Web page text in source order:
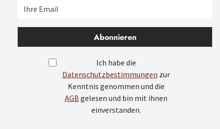
Abonnieren
Ich habe die
Datenschutzbestimmungen zur
Kenntnis genommen und die
AGB gelesen und bin mit ihnen
einverstanden.